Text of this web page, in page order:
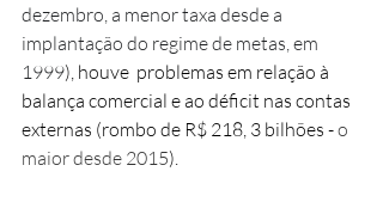
dezembro, a menor taxa desde a
implantação do regime de metas, em
1999), houve  problemas em relação à
balança comercial e ao déficit nas contas
externas (rombo de R$ 218, 3 bilhões - o
maior desde 2015).